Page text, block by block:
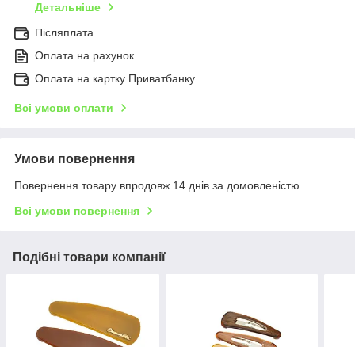
Детальніше
Післяплата
Оплата на рахунок
Оплата на картку Приватбанку
Всі умови оплати
Умови повернення
Повернення товару впродовж 14 днів за домовленістю
Всі умови повернення
Подібні товари компанії